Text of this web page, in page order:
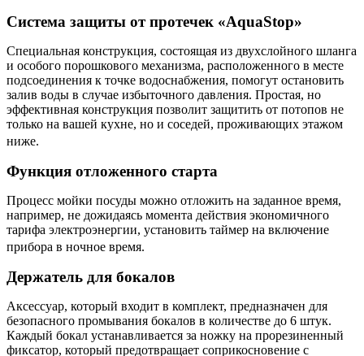
Система защиты от протечек «AquaStop»
Специальная конструкция, состоящая из двухслойного шланга
и особого порошкового механизма, расположенного в месте
подсоединения к точке водоснабжения, помогут остановить
залив воды в случае избыточного давления. Простая, но
эффективная конструкция позволит защитить от потопов не
только на вашей кухне, но и соседей, проживающих этажом
ниже.
Функция отложенного старта
Процесс мойки посуды можно отложить на заданное время,
например, не дожидаясь момента действия экономичного
тарифа электроэнергии, установить таймер на включение
прибора в ночное время.
Держатель для бокалов
Аксессуар, который входит в комплект, предназначен для
безопасного промывания бокалов в количестве до 6 штук.
Каждый бокал устанавливается за ножку на прорезиненный
фиксатор, который предотвращает соприкосновение с